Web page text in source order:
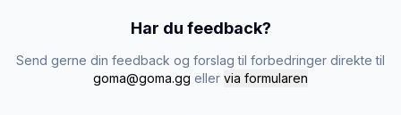
Har du feedback?
Send gerne din feedback og forslag til forbedringer direkte til
goma@goma.gg eller via formularen